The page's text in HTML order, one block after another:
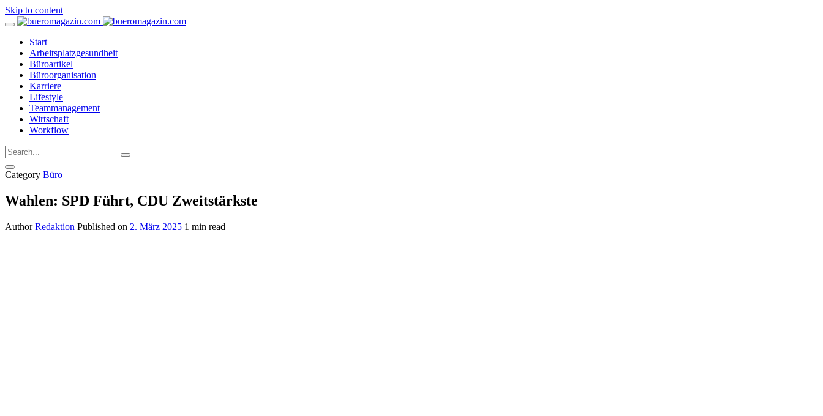
Skip to content
Start
Arbeitsplatzgesundheit
Büroartikel
Büroorganisation
Karriere
Lifestyle
Teammanagement
Wirtschaft
Workflow
Category Büro
Wahlen: SPD Führt, CDU Zweitstärkste
Author Redaktion Published on 2. März 2025 1 min read